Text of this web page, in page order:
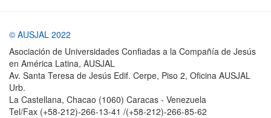
© AUSJAL 2022
Asociación de Universidades Confiadas a la Compañía de Jesús
en América Latina, AUSJAL
Av. Santa Teresa de Jesús Edif. Cerpe, Piso 2, Oficina AUSJAL
Urb.
La Castellana, Chacao (1060) Caracas - Venezuela
Tel/Fax (+58-212)-266-13-41 /(+58-212)-266-85-62